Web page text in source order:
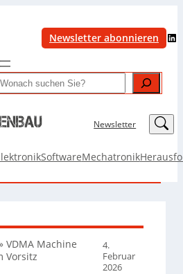
Newsletter abonnieren LinkedIn
Search
Newsletter LinkedIn
SoftwareMechatronik
VDMA Machine
Vorsitz
4.
Februar
2026